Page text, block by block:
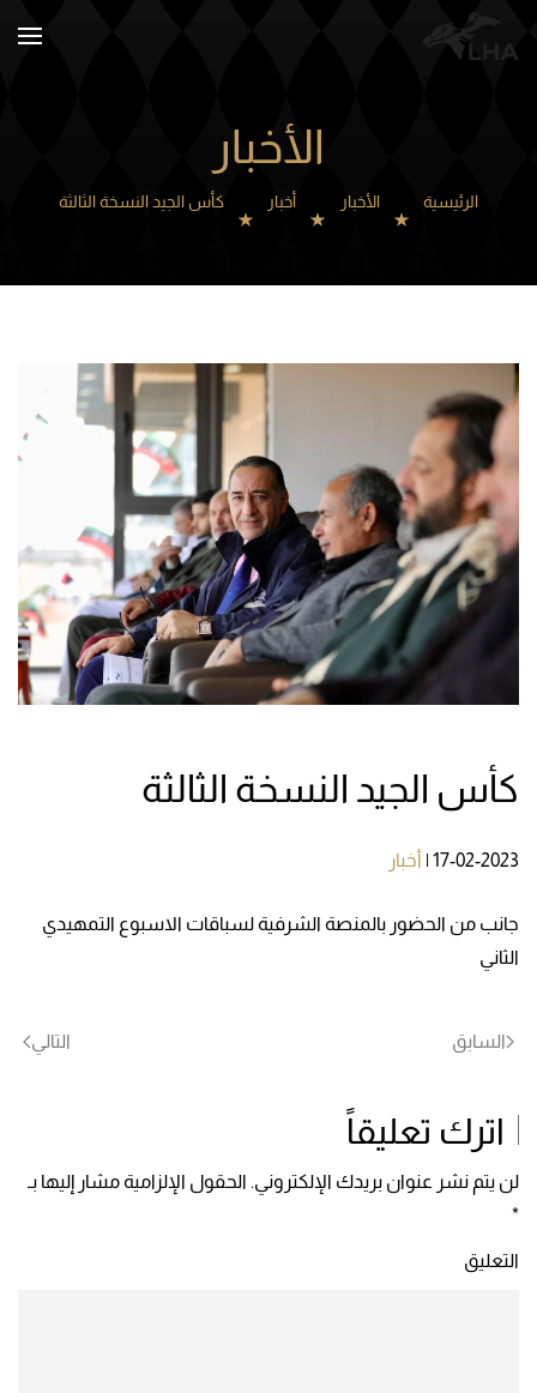
الأخبار
الرئيسية الأخبار أخبار كأس الجيد النسخة الثالثة
كأس الجيد النسخة الثالثة
17-02-2023
| أخبار
جانب من الحضور بالمنصة الشرفية لسباقات الاسبوع التمهيدي
الثاني
السابق التالي
اترك تعليقاً
لن يتم نشر عنوان بريدك الإلكتروني. الحقول الإلزامية مشار إليها بـ
*
التعليق